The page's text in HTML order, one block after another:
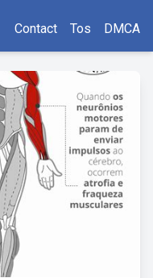
Contact Tos DMCA